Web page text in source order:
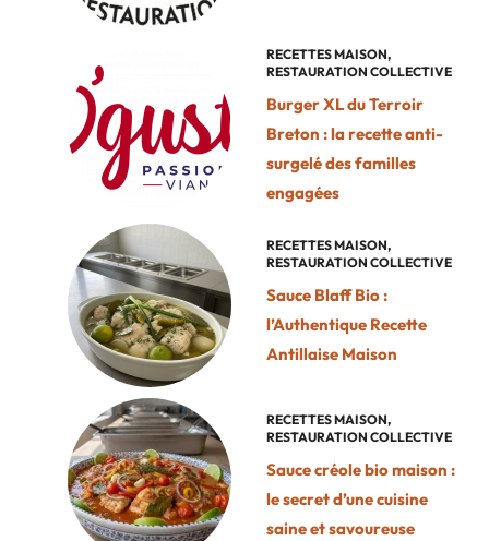
RECETTES MAISON,
RESTAURATION COLLECTIVE
Burger XL du Terroir
Breton : la recette anti-
surgelé des familles
engagées
RECETTES MAISON,
RESTAURATION COLLECTIVE
Sauce Blaff Bio :
l’Authentique Recette
Antillaise Maison
RECETTES MAISON,
RESTAURATION COLLECTIVE
Sauce créole bio maison :
le secret d’une cuisine
saine et savoureuse